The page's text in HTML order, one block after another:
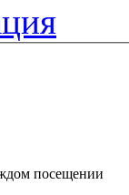
посещении